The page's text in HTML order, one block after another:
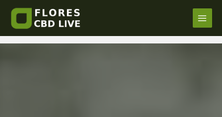
contenido
Main
Menu
Comprar Flores CBD en Cobeña
/ Madrid/ Poradmin